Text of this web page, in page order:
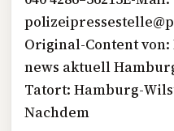
Original-Content
news aktuell
Tatort: Hamburg-
Nachdem